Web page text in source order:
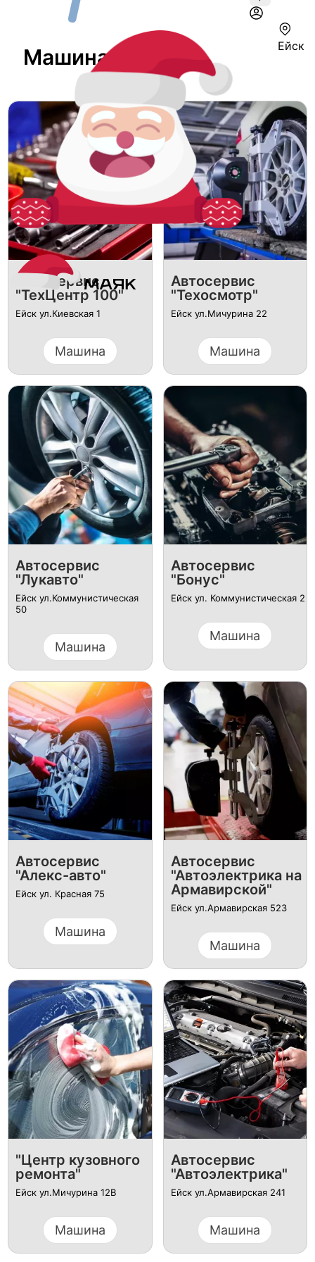
Ейск
Машина В Ейске
Автосервис
"ТехЦентр 100"
Ейск ул.Киевская 1
Машина
Автосервис
"Техосмотр"
Ейск ул.Мичурина 22
Машина
Автосервис
"Лукавто"
Ейск ул.Коммунистическая
50
Машина
Автосервис
"Бонус"
Ейск ул. Коммунистическая 2
Машина
Автосервис
"Алекс-авто"
Ейск ул. Красная 75
Машина
Автосервис
"Автоэлектрика на
Армавирской"
Ейск ул.Армавирская 523
Машина
"Центр кузовного
ремонта"
Ейск ул.Мичурина 12В
Машина
Автосервис
"Автоэлектрика"
Ейск ул.Армавирская 241
Машина